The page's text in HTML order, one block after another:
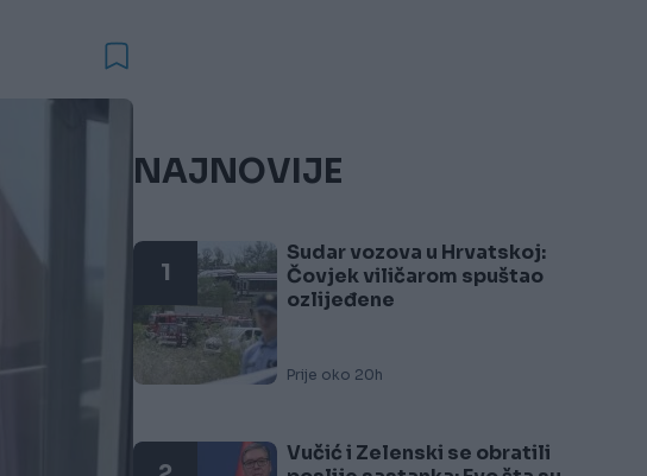
NAJNOVIJE
1
Sudar vozova u Hrvatskoj:
Čovjek viličarom spuštao
ozlijeđene
Prije oko 20h
Vučić i Zelenski se obratili